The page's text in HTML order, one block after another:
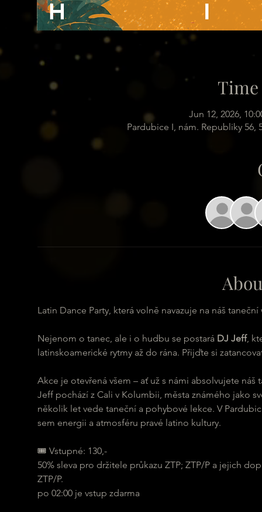
Jun 12, 2026,
Pardubice I, nám. Republiky 56,
Latin Dance Party, která volně navazuje na náš
Nejenom o tanec, ale i o hudbu se postará DJ Jeff,
latinskoamerické rytmy až do rána. Přijďte si
Akce je otevřená všem – ať už s námi absolvujete
Jeff pochází z Cali v Kolumbii, města známého jako
několik let vede taneční a pohybové lekce. V
sem energii a atmosféru pravé latino kultury.
🎟 Vstupné: 130,-
50% sleva pro držitele průkazu ZTP; ZTP/P a jejich
ZTP/P.
po 02:00 je vstup zdarma